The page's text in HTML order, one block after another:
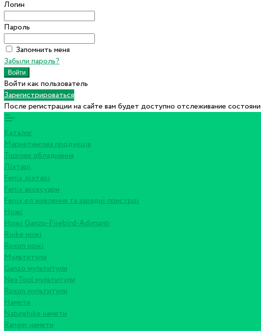
Логин
Пароль
Запомнить меня
Забыли пароль?
Войти как пользователь
Зарегистрироваться
После регистрации на сайте вам будет доступно отслеживание
Каталог
Маркетингова продукція
Торгове обладнання
Ліхтарі
Fenix ліхтарі
Fenix аксесуари
Fenix ел живлення та зарядні пристрої
Ножі
Ножі Ganzo-Firebird-Adimanti
Ruike ножі
Roxon ножi
Мультитули
Ganzo мультитули
NexTool мультитули
Roxon мультитули
Намети
Naturehike намети
Ranger намети